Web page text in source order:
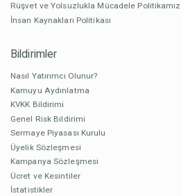
Rüşvet ve Yolsuzlukla Mücadele Politikamız
İnsan Kaynakları Politikası
Bildirimler
Nasıl Yatırımcı Olunur?
Kamuyu Aydınlatma
KVKK Bildirimi
Genel Risk Bildirimi
Sermaye Piyasası Kurulu
Üyelik Sözleşmesi
Kampanya Sözleşmesi
Ücret ve Kesintiler
İstatistikler